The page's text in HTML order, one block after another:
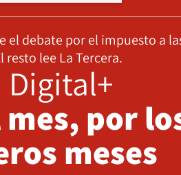
el debate por el impuesto a
resto lee La Tercera.
Digital+
por
meses